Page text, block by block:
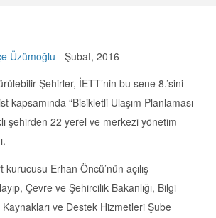
Üzümoğlu - Şubat, 2016
Şehirler, İETT’nin bu sene 8.’sini
kapsamında “Bisikletli Ulaşım Planlaması
şehirden 22 yerel ve merkezi yönetim
kurucusu Erhan Öncü’nün açılış
Çevre ve Şehircilik Bakanlığı, Bilgi
ve Destek Hizmetleri Şube